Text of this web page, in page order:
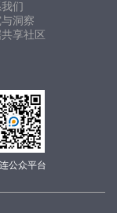
们
洞察
享社区
公众平台